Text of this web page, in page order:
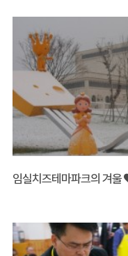
임실치즈테마파크의 겨울